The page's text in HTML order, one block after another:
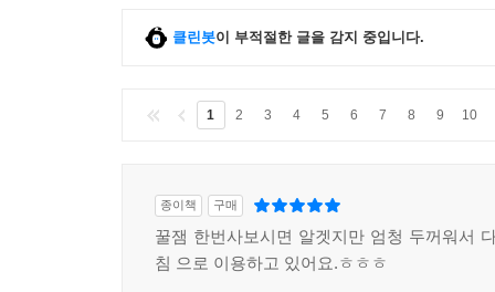
클린봇이 부적절한 글을 감지 중입니다.
1 2 3 4 5 6 7 8 9 10
종이책 구매
꿀잼 한번사보시면 알겟지만 엄청 두꺼워서
침 으로 이용하고 있어요.ㅎㅎㅎ